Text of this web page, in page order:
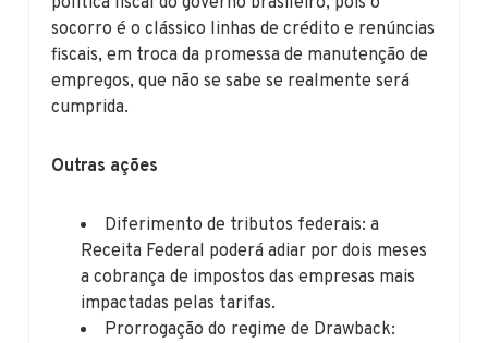
socorro é o clássico linhas de crédito e renúncias
fiscais, em troca da promessa de manutenção de
empregos, que não se sabe se realmente será
cumprida.
Outras ações
Diferimento de tributos federais: a
Receita Federal poderá adiar por dois meses
a cobrança de impostos das empresas mais
impactadas pelas tarifas.
Prorrogação do regime de Drawback: